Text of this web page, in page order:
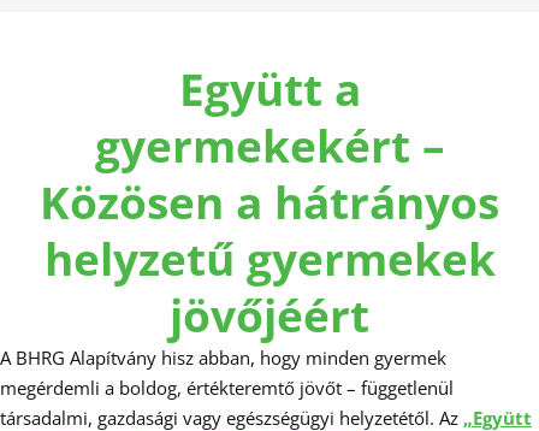
Együtt a
gyermekekért –
Közösen a hátrányos
helyzetű gyermekek
jövőjéért
A BHRG Alapítvány hisz abban, hogy minden gyermek
megérdemli a boldog, értékteremtő jövőt – függetlenül
társadalmi, gazdasági vagy egészségügyi helyzetétől. Az „Együtt